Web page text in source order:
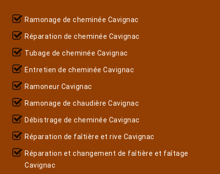
Ramonage de cheminée Cavignac
Réparation de cheminée Cavignac
Tubage de cheminée Cavignac
Entretien de cheminée Cavignac
Ramoneur Cavignac
Ramonage de chaudière Cavignac
Débistrage de cheminée Cavignac
Réparation de faîtière et rive Cavignac
Réparation et changement de faîtière et faîtage
Cavignac